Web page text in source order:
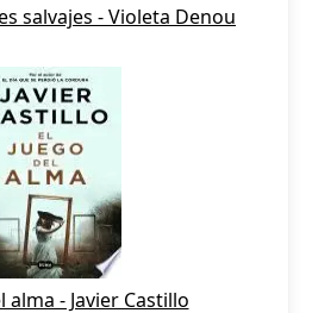
salvajes - Violeta Denou
alma - Javier Castillo